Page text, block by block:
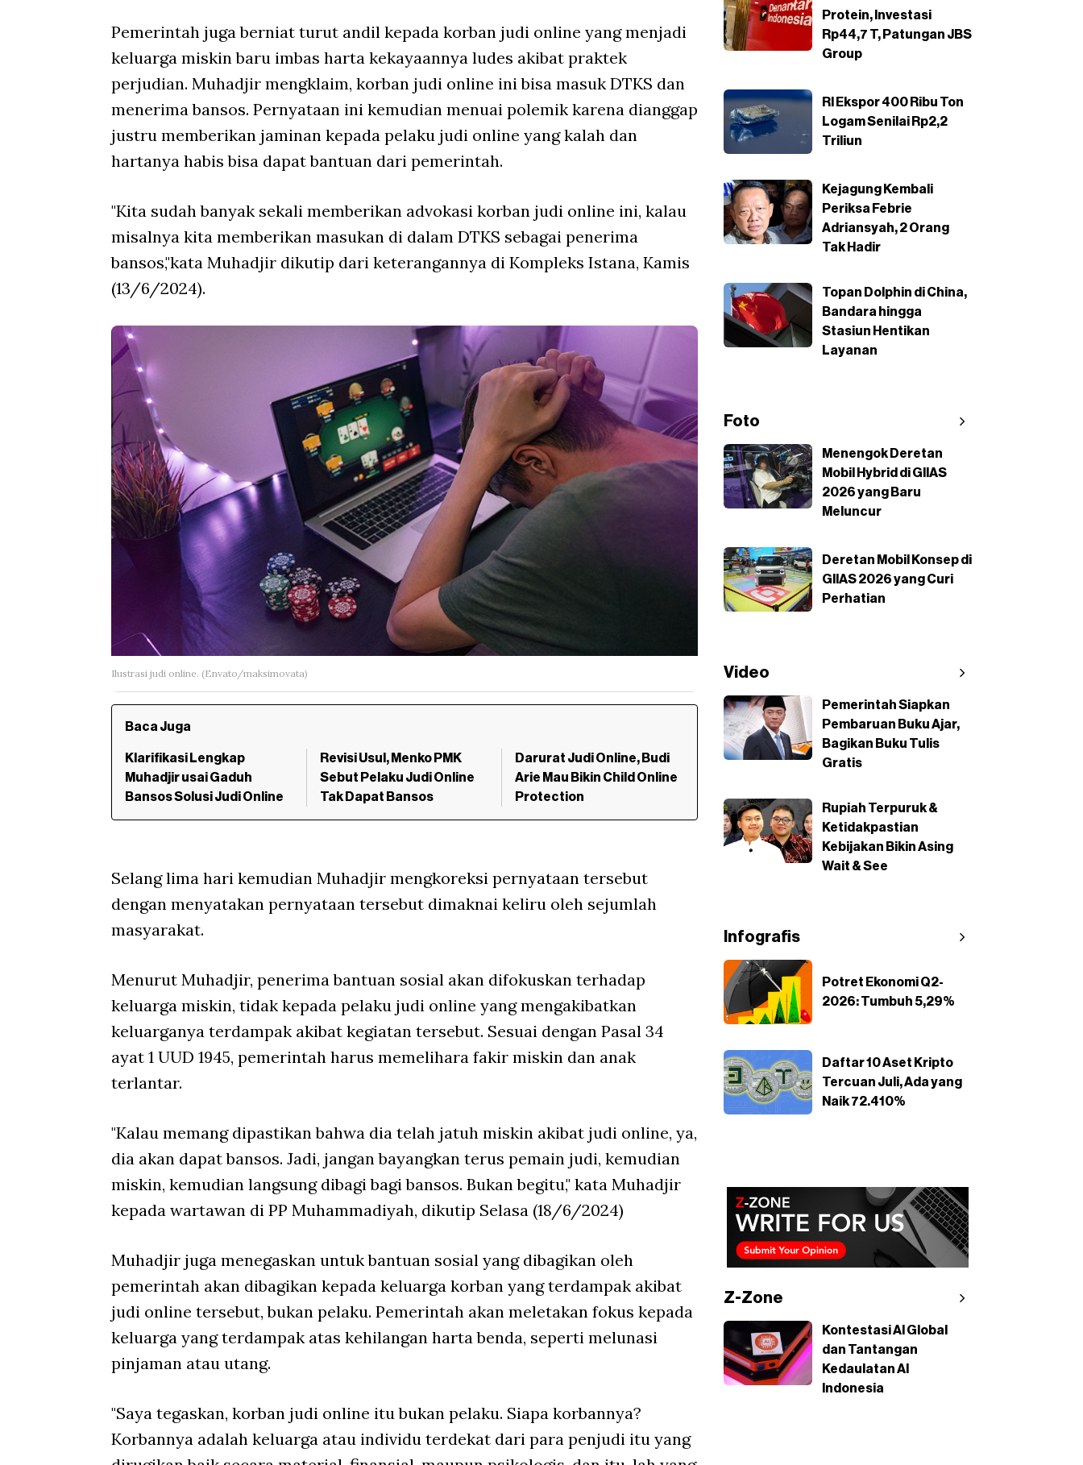
Pemerintah juga berniat turut andil kepada korban judi online yang menjadi
keluarga miskin baru imbas harta kekayaannya ludes akibat praktek
perjudian. Muhadjir mengklaim, korban judi online ini bisa masuk DTKS dan
menerima bansos. Pernyataan ini kemudian menuai polemik karena dianggap
justru memberikan jaminan kepada pelaku judi online yang kalah dan
hartanya habis bisa dapat bantuan dari pemerintah.
"Kita sudah banyak sekali memberikan advokasi korban judi online ini, kalau
misalnya kita memberikan masukan di dalam DTKS sebagai penerima
bansos,"kata Muhadjir dikutip dari keterangannya di Kompleks Istana, Kamis
(13/6/2024).
Ilustrasi judi online. (Envato/maksimovata)
Baca Juga
Klarifikasi Lengkap
Muhadjir usai Gaduh
Bansos Solusi Judi Online
Revisi Usul, Menko PMK
Sebut Pelaku Judi Online
Tak Dapat Bansos
Darurat Judi Online, Budi
Arie Mau Bikin Child Online
Protection
Selang lima hari kemudian Muhadjir mengkoreksi pernyataan tersebut
dengan menyatakan pernyataan tersebut dimaknai keliru oleh sejumlah
masyarakat.
Menurut Muhadjir, penerima bantuan sosial akan difokuskan terhadap
keluarga miskin, tidak kepada pelaku judi online yang mengakibatkan
keluarganya terdampak akibat kegiatan tersebut. Sesuai dengan Pasal 34
ayat 1 UUD 1945, pemerintah harus memelihara fakir miskin dan anak
terlantar.
"Kalau memang dipastikan bahwa dia telah jatuh miskin akibat judi online, ya,
dia akan dapat bansos. Jadi, jangan bayangkan terus pemain judi, kemudian
miskin, kemudian langsung dibagi bagi bansos. Bukan begitu," kata Muhadjir
kepada wartawan di PP Muhammadiyah, dikutip Selasa (18/6/2024)
Muhadjir juga menegaskan untuk bantuan sosial yang dibagikan oleh
pemerintah akan dibagikan kepada keluarga korban yang terdampak akibat
judi online tersebut, bukan pelaku. Pemerintah akan meletakan fokus kepada
keluarga yang terdampak atas kehilangan harta benda, seperti melunasi
pinjaman atau utang.
"Saya tegaskan, korban judi online itu bukan pelaku. Siapa korbannya?
Korbannya adalah keluarga atau individu terdekat dari para penjudi itu yang
Protein, Investasi
Rp44,7 T, Patungan JBS
Group
RI Ekspor 400 Ribu Ton
Logam Senilai Rp2,2
Triliun
Kejagung Kembali
Periksa Febrie
Adriansyah, 2 Orang
Tak Hadir
Topan Dolphin di China,
Bandara hingga
Stasiun Hentikan
Layanan
Foto
Menengok Deretan
Mobil Hybrid di GIIAS
2026 yang Baru
Meluncur
Deretan Mobil Konsep di
GIIAS 2026 yang Curi
Perhatian
Video
Pemerintah Siapkan
Pembaruan Buku Ajar,
Bagikan Buku Tulis
Gratis
Rupiah Terpuruk &
Ketidakpastian
Kebijakan Bikin Asing
Wait & See
Infografis
Potret Ekonomi Q2-
2026: Tumbuh 5,29%
Daftar 10 Aset Kripto
Tercuan Juli, Ada yang
Naik 72.410%
Z-Zone
Kontestasi AI Global
dan Tantangan
Kedaulatan AI
Indonesia